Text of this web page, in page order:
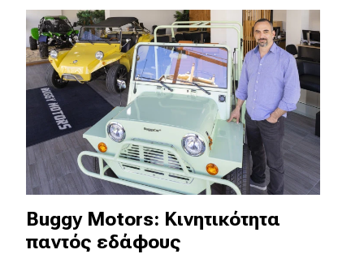
Buggy Motors: Κινητικότητα
παντός εδάφους